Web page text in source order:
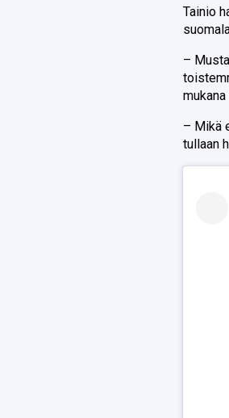
Tainio
–
– Mikä
tullaan